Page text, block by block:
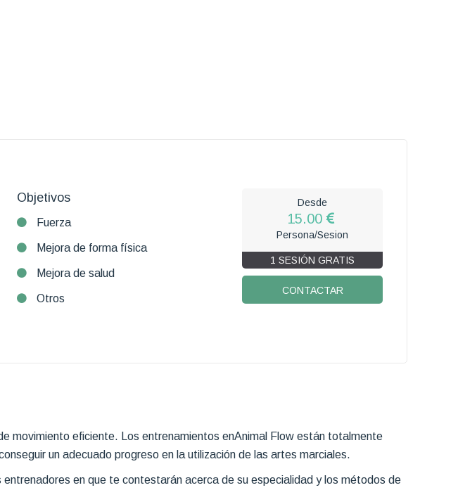
Objetivos
Fuerza
Mejora de forma física
Mejora de salud
Otros
Desde
15.00
Persona/Sesion
1 SESIÓN GRATIS
CONTACTAR
movimiento eficiente. Los entrenamientos enAnimal Flow están totalmente
un adecuado progreso en la utilización de las artes marciales.
en que te contestarán acerca de su especialidad y los métodos de